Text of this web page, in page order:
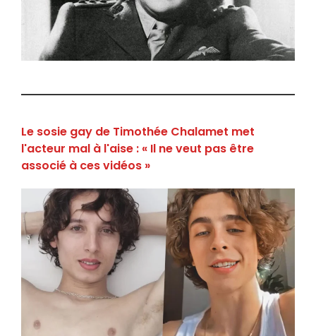
Le sosie gay de Timothée Chalamet met
l'acteur mal à l'aise : « Il ne veut pas être
associé à ces vidéos »